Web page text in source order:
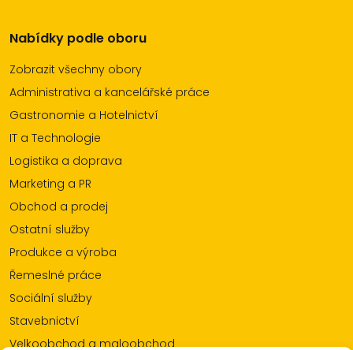
Nabídky podle oboru
Zobrazit všechny obory
Administrativa a kancelářské práce
Gastronomie a Hotelnictví
IT a Technologie
Logistika a doprava
Marketing a PR
Obchod a prodej
Ostatní služby
Produkce a výroba
Řemeslné práce
Sociální služby
Stavebnictví
Velkoobchod a maloobchod